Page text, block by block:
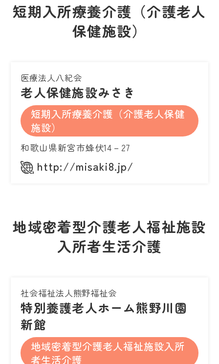
短期入所療養介護（介護老人
保健施設）
医療法人八紀会
老人保健施設みさき
短期入所療養介護（介護老人保健
施設）
和歌山県新宮市蜂伏14－27
http://misaki8.jp/
地域密着型介護老人福祉施設
入所者生活介護
社会福祉法人熊野福祉会
特別養護老人ホーム熊野川園
新館
地域密着型介護老人福祉施設入所
者生活介護